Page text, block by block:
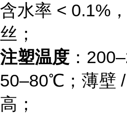
含水率 < 0.1%
丝；
注塑温度 ：
50–80℃；薄壁
高；